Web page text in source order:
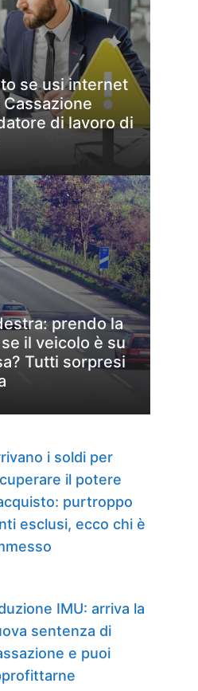
se usi internet
di lavoro di
prendo la
il veicolo è su
Tutti sorpresi
i soldi per
il potere
purtroppo
esclusi, ecco chi è
IMU: arriva la
sentenza di
e puoi